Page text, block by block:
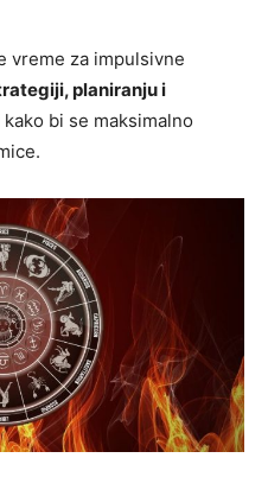
vreme za impulsivne
planiranju i
kako bi se maksimalno